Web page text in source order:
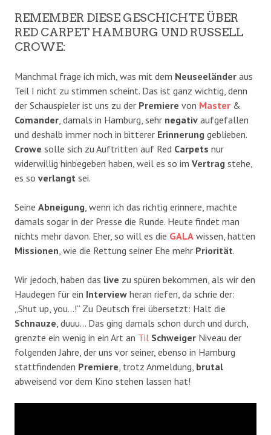
REMEMBER DIESE GESCHICHTE ÜBER
RED CARPET HAMBURG UND RUSSELL
CROWE:
Manchmal frage ich mich, was mit dem Neuseeländer aus
Teil I nicht zu stimmen scheint. Das ist ganz wichtig, denn
der Schauspieler ist uns zu der Premiere von Master &
Comander , damals in Hamburg, sehr negativ aufgefallen
und deshalb immer noch in bitterer Erinnerung geblieben.
Crowe solle sich zu Auftritten auf Red Carpets nur
widerwillig hinbegeben haben, weil es so im Vertrag stehe,
es so verlangt sei.
Seine Abneigung , wenn ich das richtig erinnere, machte
damals sogar in der Presse die Runde. Heute findet man
nichts mehr davon. Eher, so will es die GALA wissen, hatten
Missionen , wie die Rettung seiner Ehe mehr Priorität.
Wir jedoch, haben das live zu spüren bekommen, als wir den
Haudegen für ein Interview heran riefen, da schrie der:
„Shut up, you…!“ Zu Deutsch frei übersetzt: Halt die
Schnauze , duuu… Das ging damals schon durch und durch,
grenzte ein wenig in ein Art an Til Schweiger Niveau der
folgenden Jahre, der uns vor seiner, ebenso in Hamburg
stattfindenden Premiere , trotz Anmeldung, brutal
abweisend vor dem Kino stehen lassen hat!